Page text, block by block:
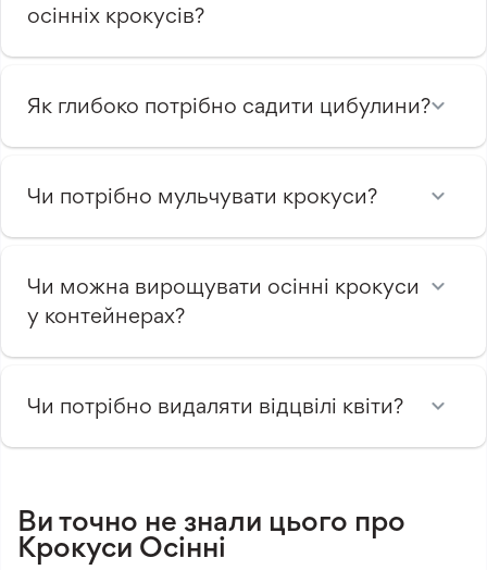
осінніх крокусів?
Як глибоко потрібно садити цибулини?
Чи потрібно мульчувати крокуси?
Чи можна вирощувати осінні крокуси
у контейнерах?
Чи потрібно видаляти відцвілі квіти?
Ви точно не знали цього про
Крокуси Осінні